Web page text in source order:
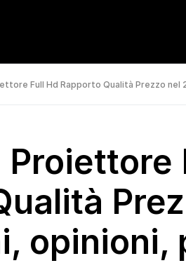
Full Hd Rapporto Qualità Prezzo nel
opinioni,